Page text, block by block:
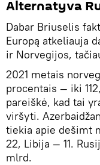
Alternatyva
Dabar Briuselis
Europą atkeliauja
ir Norvegijos,
2021 metais
procentais — iki
pareiškė, kad tai
viršyti.
tiekia apie dešimt
22, Libija — 11.
mlrd.